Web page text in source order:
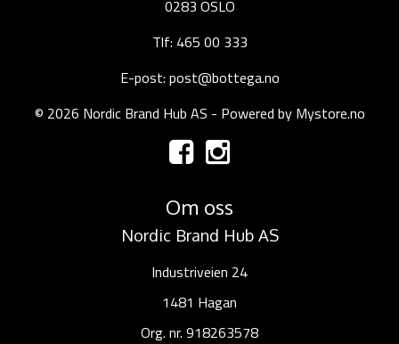
0283 OSLO
Tlf: 465 00 333
E-post: post@bottega.no
© 2026 Nordic Brand Hub AS - Powered by Mystore.no
Om oss
Nordic Brand Hub AS
Industriveien 24
1481 Hagan
Org. nr. 918263578